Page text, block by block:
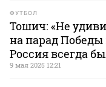
ФУТБОЛ
Тошич: «Не
на парад
Россия всегда
9 мая 2025 12:21